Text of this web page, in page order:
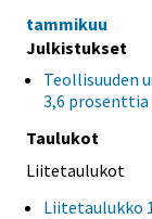
tammikuu
Julkistukset
Teollisuuden
3,6 prosenttia
Taulukot
Liitetaulukot
Liitetaulukko